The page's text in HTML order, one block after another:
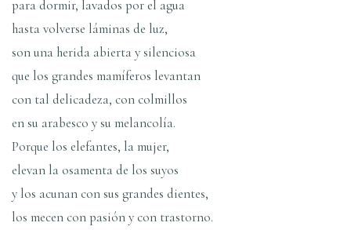
para dormir, lavados por el agua
hasta volverse láminas de luz,
son una herida abierta y silenciosa
que los grandes mamí­feros levantan
con tal delicadeza, con colmillos
en su arabesco y su melancolí­a.
Porque los elefantes, la mujer,
elevan la osamenta de los suyos
y los acunan con sus grandes dientes,
los mecen con pasión y con trastorno.